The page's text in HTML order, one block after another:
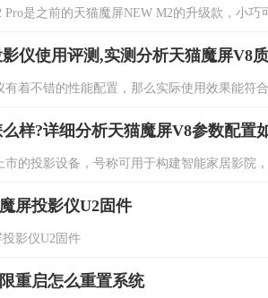
Pro是之前的天猫魔屏NEW M2的升级款，小
仪使用评测,实测分析天猫魔屏V8
有着不错的性能配置，那么实际使用效果能符
样?详细分析天猫魔屏V8参数配置
市的投影设备，号称可用于构建智能家居影院
屏投影仪U2固件
影仪U2固件
重启怎么重置系统